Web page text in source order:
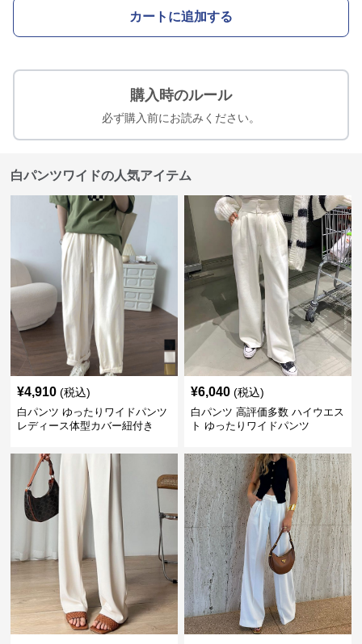
カートに追加する
購入時のルール
必ず購入前にお読みください。
白パンツワイドの人気アイテム
¥4,910 (税込)
白パンツ ゆったりワイドパンツ
レディース体型カバー紐付き
¥6,040 (税込)
白パンツ 高評価多数 ハイウエス
ト ゆったりワイドパンツ